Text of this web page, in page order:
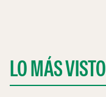
LO MÁS VISTO